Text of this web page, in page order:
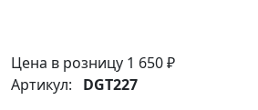
Цена в розницу 1 650 ₽
Артикул: DGT227